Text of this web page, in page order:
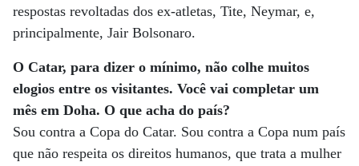
respostas revoltadas dos ex-atletas, Tite, Neymar, e,
principalmente, Jair Bolsonaro.
O Catar, para dizer o mínimo, não colhe muitos
elogios entre os visitantes. Você vai completar um
mês em Doha. O que acha do país?
Sou contra a Copa do Catar. Sou contra a Copa num país
que não respeita os direitos humanos, que trata a mulher